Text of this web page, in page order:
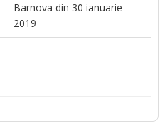
Barnova din 30 ianuarie
2019